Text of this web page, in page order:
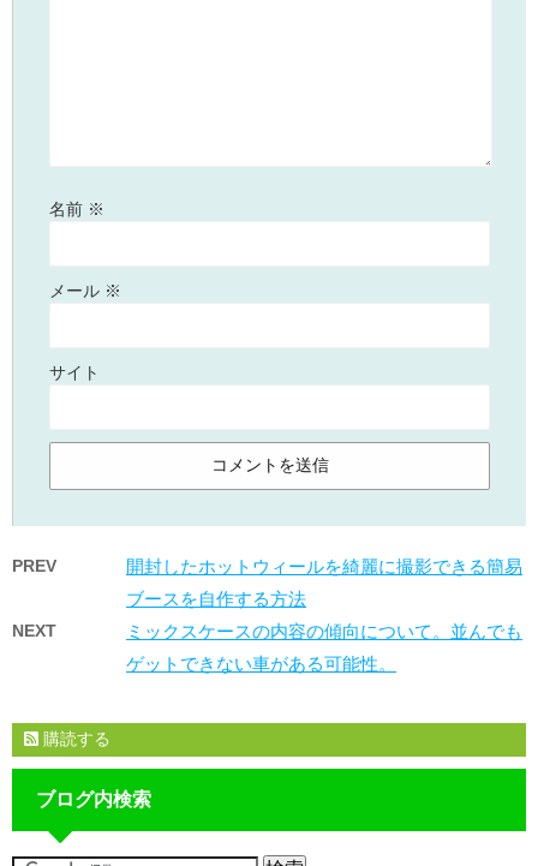
名前 ※
メール ※
サイト
PREV
開封したホットウィールを綺麗に撮影できる簡易
ブースを自作する方法
NEXT
ミックスケースの内容の傾向について。並んでも
ゲットできない車がある可能性。
購読する
ブログ内検索